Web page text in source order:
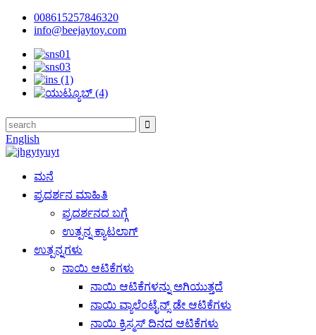
008615257846320
info@beejaytoy.com
English
ಮನೆ
ಪ್ರದರ್ಶನ ಮಾಹಿತಿ
ಪ್ರದರ್ಶನದ ಬಗ್ಗೆ
ಉತ್ಪನ್ನ ಕ್ಯಾಟಲಾಗ್
ಉತ್ಪನ್ನಗಳು
ನಾಯಿ ಆಟಿಕೆಗಳು
ನಾಯಿ ಆಟಿಕೆಗಳನ್ನು ಅಗಿಯುತ್ತದೆ
ನಾಯಿ ವ್ಯಾಲೆಂಟೈನ್ಸ್ ಡೇ ಆಟಿಕೆಗಳು
ನಾಯಿ ಕ್ರಿಸ್ಮಸ್ ದಿನದ ಆಟಿಕೆಗಳು